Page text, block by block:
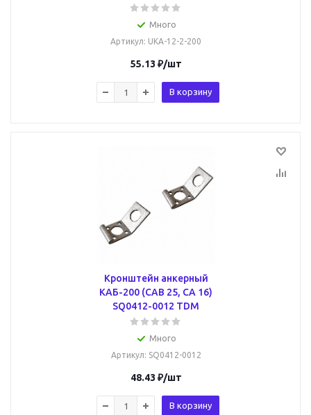
Много
Артикул: UKA-12-2-200
55.13 ₽/шт
В корзину
Кронштейн анкерный
КАБ-200 (CAВ 25, CA 16)
SQ0412-0012 TDM
Много
Артикул: SQ0412-0012
48.43 ₽/шт
В корзину